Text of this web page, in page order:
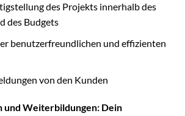
des Projekts innerhalb des
des Budgets
benutzerfreundlichen und effizienten
von den Kunden
Weiterbildungen: Dein